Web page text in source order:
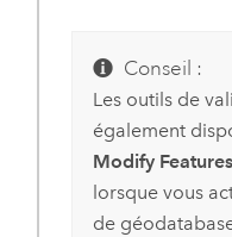
Conseil :
Les outils de
également
Modify
lorsque vous
de